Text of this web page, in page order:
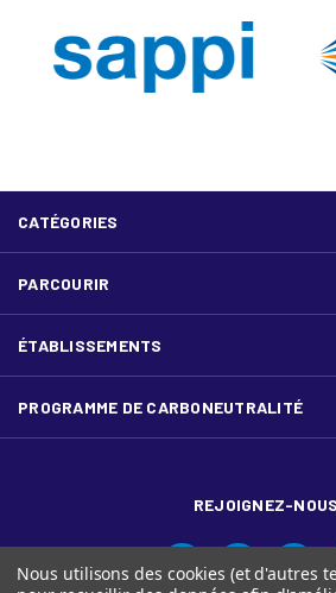
CATÉGORIES
PARCOURIR
ÉTABLISSEMENTS
PROGRAMME DE CARBONEUTRALITÉ
REJOIGNEZ-NOUS
Nous utilisons des cookies (et d'autres